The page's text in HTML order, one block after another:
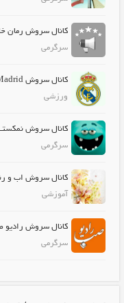
کانال سروش رمان
سرگرمی
کانال سروش Real Madrid
ورزشی
کانال سروش
سرگرمی
کانال سروش اب و
آموزشی
کانال سروش رادیو
سرگرمی